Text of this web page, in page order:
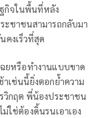
กิจในพื้นที่หลัง
ะชาชนสามารถกลับมา
คงเร็วที่สุด
ยหรือทำงานแบบขาด
เช่นนี้ยิ่งตอกย้ำความ
วิกฤต พี่น้องประชาชน
ใช่ต้องดิ้นรนเอาเอง